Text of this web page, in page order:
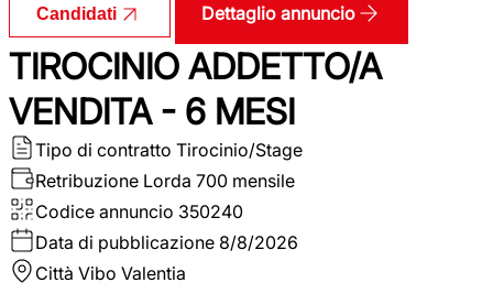
Candidati Dettaglio annuncio
TIROCINIO ADDETTO/A
VENDITA - 6 MESI
Tipo di contratto Tirocinio/Stage
Retribuzione Lorda 700 mensile
Codice annuncio 350240
Data di pubblicazione 8/8/2026
Città Vibo Valentia